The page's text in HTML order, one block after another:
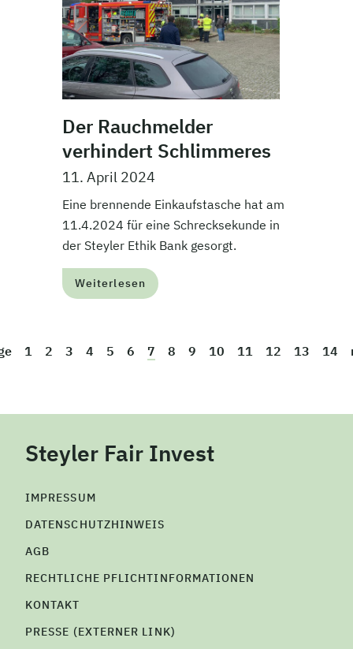
Der Rauchmelder
verhindert Schlimmeres
11. April 2024
Eine brennende Einkaufstasche hat am
11.4.2024 für eine Schrecksekunde in
der Steyler Ethik Bank gesorgt.
Weiterlesen
1 2 3 4 5 6 7 8 9 10 11 12 13 14
Steyler Fair Invest
IMPRESSUM
DATENSCHUTZHINWEIS
AGB
RECHTLICHE PFLICHTINFORMATIONEN
KONTAKT
PRESSE (EXTERNER LINK)